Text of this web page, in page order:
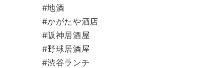
#地酒
#かがたや酒店
#阪神居酒屋
#野球居酒屋
#渋谷ランチ